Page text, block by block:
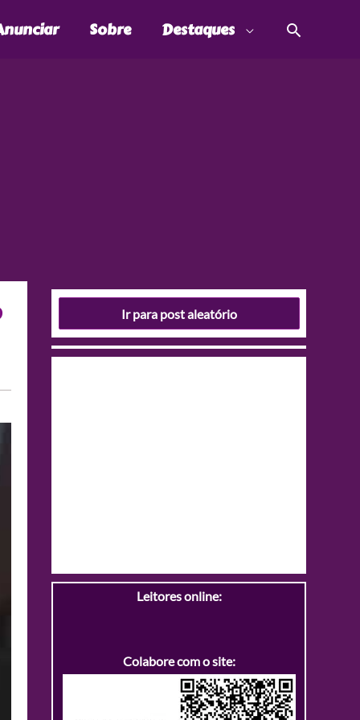
Sobre Destaques
Ir para post aleatório
Leitores online:
Colabore com o site: